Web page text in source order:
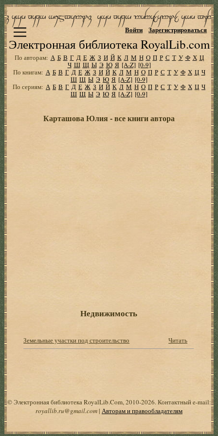
Электронная библиотека RoyalLib.com
Войти Зарегистрироваться
По авторам: А Б В Г Д Е Ж З И Й К Л М Н О П Р С Т У Ф Х Ц
Ч Ш Щ Ы Э Ю Я [A-Z] [0-9]
По книгам: А Б В Г Д Е Ж З И Й К Л М Н О П Р С Т У Ф Х Ц Ч
Ш Щ Ы Э Ю Я [A-Z] [0-9]
По сериям: А Б В Г Д Е Ж З И Й К Л М Н О П Р С Т У Ф Х Ц Ч
Ш Щ Ы Э Ю Я [A-Z] [0-9]
Карташова Юлия - все книги автора
Недвижимость
Земельные участки под строительство Читать
© Электронная библиотека RoyalLib.Com, 2010-2026. Контактный e-mail:
royallib.ru@gmail.com| Авторам и правообладателям